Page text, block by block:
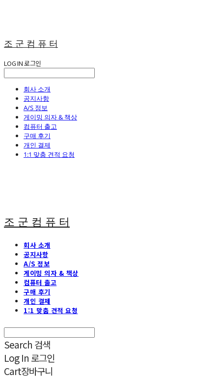
조 군 컴 퓨 터
LOG IN로그인
회사 소개
공지사항
A/S 정보
게이밍 의자 & 책상
컴퓨터 출고
구매 후기
개인 결제
1:1 맞춤 견적 요청
조 군 컴 퓨 터
회사 소개
공지사항
A/S 정보
게이밍 의자 & 책상
컴퓨터 출고
구매 후기
개인 결제
1:1 맞춤 견적 요청
Search 검색
Log In 로그인
Cart장바구니